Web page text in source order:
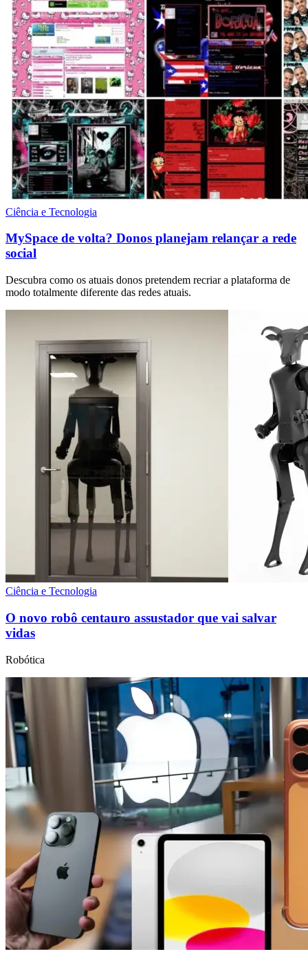
Ciência e Tecnologia
MySpace de volta? Donos planejam relançar a rede
social
Descubra como os atuais donos pretendem recriar a plataforma de
modo totalmente diferente das redes atuais.
Ciência e Tecnologia
O novo robô centauro assustador que vai salvar
vidas
Robótica